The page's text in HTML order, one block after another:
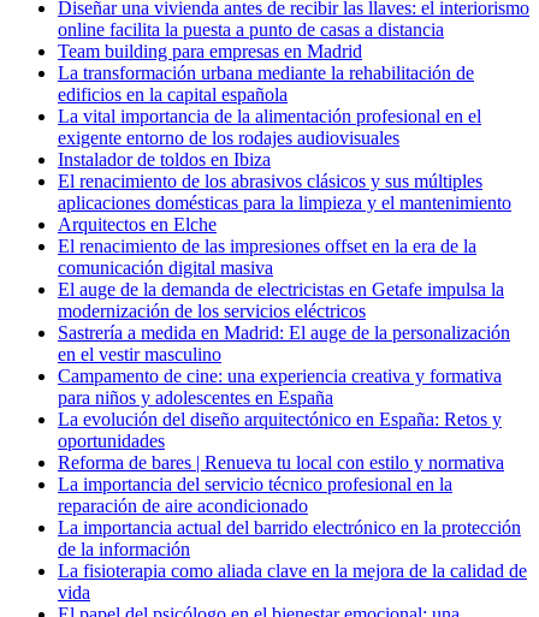
Diseñar una vivienda antes de recibir las llaves: el interiorismo
online facilita la puesta a punto de casas a distancia
Team building para empresas en Madrid
La transformación urbana mediante la rehabilitación de
edificios en la capital española
La vital importancia de la alimentación profesional en el
exigente entorno de los rodajes audiovisuales
Instalador de toldos en Ibiza
El renacimiento de los abrasivos clásicos y sus múltiples
aplicaciones domésticas para la limpieza y el mantenimiento
Arquitectos en Elche
El renacimiento de las impresiones offset en la era de la
comunicación digital masiva
El auge de la demanda de electricistas en Getafe impulsa la
modernización de los servicios eléctricos
Sastrería a medida en Madrid: El auge de la personalización
en el vestir masculino
Campamento de cine: una experiencia creativa y formativa
para niños y adolescentes en España
La evolución del diseño arquitectónico en España: Retos y
oportunidades
Reforma de bares | Renueva tu local con estilo y normativa
La importancia del servicio técnico profesional en la
reparación de aire acondicionado
La importancia actual del barrido electrónico en la protección
de la información
La fisioterapia como aliada clave en la mejora de la calidad de
vida